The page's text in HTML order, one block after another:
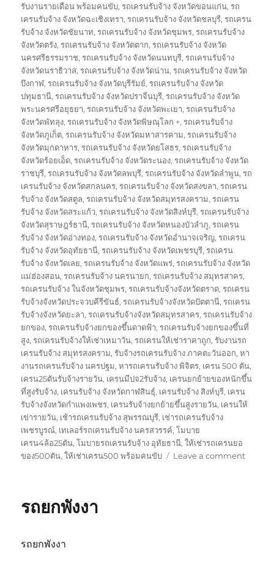
รับงานรายเดือน พร้อมคนขับ,รถเครนรับจ้าง จังหวัดขอนแก่น,รถ
เครนรับจ้าง จังหวัดฉะเชิงเทรา,รถเครนรับจ้าง จังหวัดชลบุรี,รถเครน
รับจ้าง จังหวัดชัยนาท,รถเครนรับจ้าง จังหวัดชุมพร,รถเครนรับจ้าง
จังหวัดตรัง,รถเครนรับจ้าง จังหวัดตาก,รถเครนรับจ้าง จังหวัด
นครศรีธรรมราช,รถเครนรับจ้าง จังหวัดนนทบุรี,รถเครนรับจ้าง
จังหวัดนราธิวาส,รถเครนรับจ้าง จังหวัดน่าน,รถเครนรับจ้าง จังหวัด
บึงกาฬ,รถเครนรับจ้าง จังหวัดบุรีรัมย์,รถเครนรับจ้าง จังหวัด
ปทุมธานี,รถเครนรับจ้าง จังหวัดปราจีนบุรี,รถเครนรับจ้าง จังหวัด
พระนครศรีอยุธยา,รถเครนรับจ้าง จังหวัดพะเยา,รถเครนรับจ้าง
จังหวัดพัทลุง,รถเครนรับจ้าง จังหวัดพิษณุโลก +,รถเครนรับจ้าง
จังหวัดภูเก็ต,รถเครนรับจ้าง จังหวัดมหาสารคาม,รถเครนรับจ้าง
จังหวัดมุกดาหาร,รถเครนรับจ้าง จังหวัดยโสธร,รถเครนรับจ้าง
จังหวัดร้อยเอ็ด,รถเครนรับจ้าง จังหวัดระนอง,รถเครนรับจ้าง จังหวัด
ราชบุรี,รถเครนรับจ้าง จังหวัดลพบุรี,รถเครนรับจ้าง จังหวัดลำพูน,รถ
เครนรับจ้าง จังหวัดสกลนคร,รถเครนรับจ้าง จังหวัดสงขลา,รถเครน
รับจ้าง จังหวัดสตูล,รถเครนรับจ้าง จังหวัดสมุทรสงคราม,รถเครน
รับจ้าง จังหวัดสระแก้ว,รถเครนรับจ้าง จังหวัดสิงห์บุรี,รถเครนรับจ้าง
จังหวัดสุราษฎร์ธานี,รถเครนรับจ้าง จังหวัดหนองบัวลำภู,รถเครน
รับจ้าง จังหวัดอ่างทอง,รถเครนรับจ้าง จังหวัดอำนาจเจริญ,รถเครน
รับจ้าง จังหวัดอุทัยธานี,รถเครนรับจ้าง จังหวัดเพชรบุรี,รถเครน
รับจ้าง จังหวัดเลย,รถเครนรับจ้าง จังหวัดแพร่,รถเครนรับจ้าง จังหวัด
แม่ฮ่องสอน,รถเครนรับจ้าง นครนายก,รถเครนรับจ้าง สมุทรสาคร,
รถเครนรับจ้าง ในจังหวัดชุมพร,รถเครนรับจ้างจังหวัดตราด,รถเครน
รับจ้างจังหวัดประจวบคีรีขันธ์,รถเครนรับจ้างจังหวัดปัตตานี,รถเครน
รับจ้างจังหวัดยะลา,รถเครนรับจ้างจังหวัดสมุทรสาคร,รถเครนรับจ้าง
ยกของ,รถเครนรับจ้างยกของขึ้นดาดฟ้า,รถเครนรับจ้างยกของขึ้นที่
สูง,รถเครนรับจ้างให้เช่าเหมาวัน,รถเครนให้เช่าราคาถูก,รับงานรถ
เครนรับจ้าง สมุทรสงคราม,รับจ้างรถเครนรับจ้าง ภาคตะวันออก,หา
งานรถเครนรับจ้าง นครปฐม,หารถเครนรับจ้าง พิจิตร, เครน 500 ตัน,
เครน25ตันรับจ้างรายวัน, เครนมีปจ2รับจ้าง, เครนยกย้ายของหนักขึ้น
ที่สูงรับจ้าง, เครนรับจ้าง จังหวัดกาฬสินธุ์, เครนรับจ้าง สิงห์บุรี, เครน
รับจ้างจังหวัดกำแพงเพชร, เครนรับจ้างยกย้ายขึ้นสูงรายวัน, เครนให้
เข่ารายวัน, เช้ารถเครนรับจ้าง สุพรรณบุรี, เช่ารถเครนรับจ้าง
เพชรบูรณ์, เทเลอร์รถเครนรับจ้าง นครสวรรค์,โมบาย
เครน4ล้อ25ตัน,โมบายรถเครนรับจ้าง อุทัยธานี,ให้เช่ารถเครนยอ
ของ500ตัน,ให้เช่าเครน500 พร้อมคนขับ Leave a commenton
รถยกพังงา
รถยกพังงา